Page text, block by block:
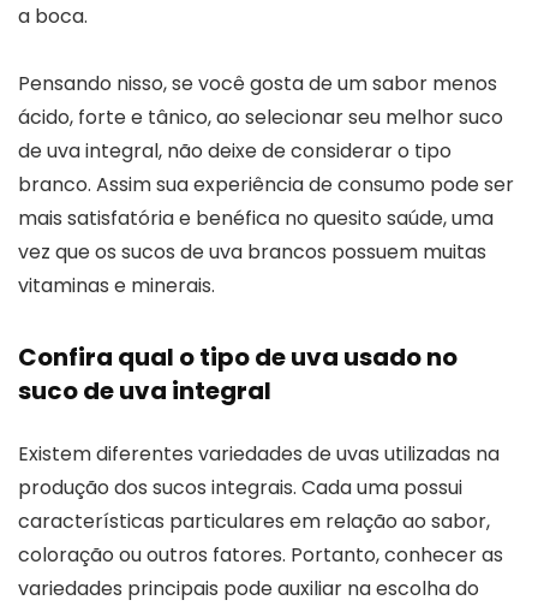
a boca.
Pensando nisso, se você gosta de um sabor menos
ácido, forte e tânico, ao selecionar seu melhor suco
de uva integral, não deixe de considerar o tipo
branco. Assim sua experiência de consumo pode ser
mais satisfatória e benéfica no quesito saúde, uma
vez que os sucos de uva brancos possuem muitas
vitaminas e minerais.
Confira qual o tipo de uva usado no
suco de uva integral
Existem diferentes variedades de uvas utilizadas na
produção dos sucos integrais. Cada uma possui
características particulares em relação ao sabor,
coloração ou outros fatores. Portanto, conhecer as
variedades principais pode auxiliar na escolha do